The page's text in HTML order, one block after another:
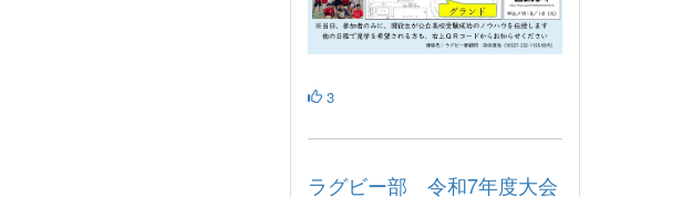
3
ラグビー部 令和7年度大会